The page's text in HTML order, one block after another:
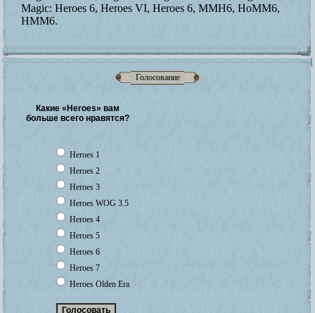
Голосование
Какие «Heroes» вам
больше всего нравятся?
Heroes 1
Heroes 2
Heroes 3
Heroes WOG 3.5
Heroes 4
Heroes 5
Heroes 6
Heroes 7
Heroes Olden Era
Magic: Heroes 6, Heroes VI, Heroes 6, MMH6, HoMM6,
HMM6.